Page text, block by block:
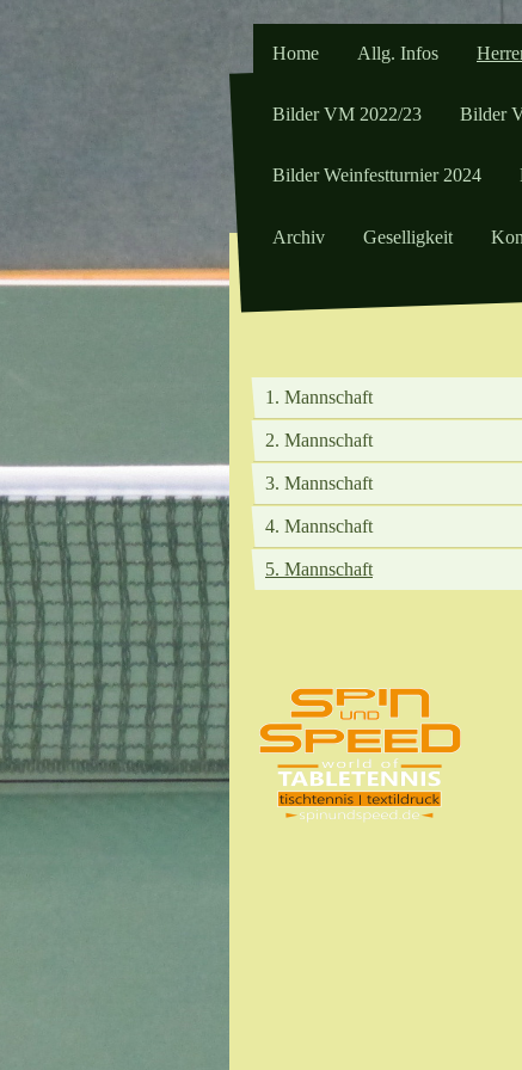
Home Allg. Infos
Bilder VM 2022/23 Bilder
Bilder Weinfestturnier 2024
Archiv Geselligkeit
1. Mannschaft
2. Mannschaft
3. Mannschaft
4. Mannschaft
5. Mannschaft